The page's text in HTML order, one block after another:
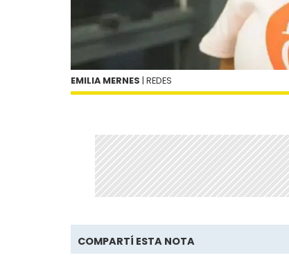
EMILIA MERNES | REDES
COMPARTÍ ESTA NOTA